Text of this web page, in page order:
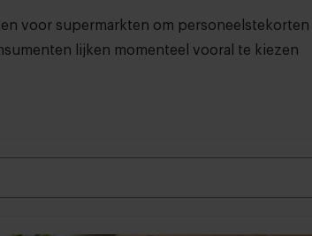
voor supermarkten om personeelstekorten
lijken momenteel vooral te kiezen